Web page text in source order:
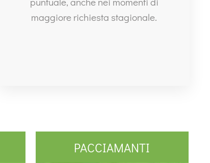
maggiore richiesta stagionale.
PACCIAMANTI